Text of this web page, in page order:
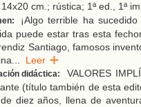
cm.; rústica; 1ª ed., 1ª
¡Algo terrible ha
puede estar tras esta
Santiago, famosos
... Leer
didáctica:
VALORES
(título también de esta
diez años, llena de